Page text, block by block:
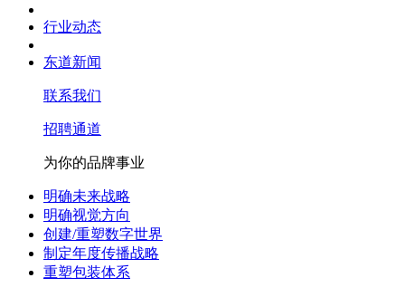
行业动态
东道新闻
联系我们
招聘通道
为你的品牌事业
明确未来战略
明确视觉方向
创建/重塑数字世界
制定年度传播战略
重塑包装体系